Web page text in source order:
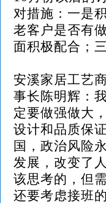
对措施：一是
老客户是否有
面积极配合；
安溪家居工艺
事长陈明辉：
定要做强做大
设计和品质保
国，政治风险
发展，改变了
该思考的，但
还要考虑接班